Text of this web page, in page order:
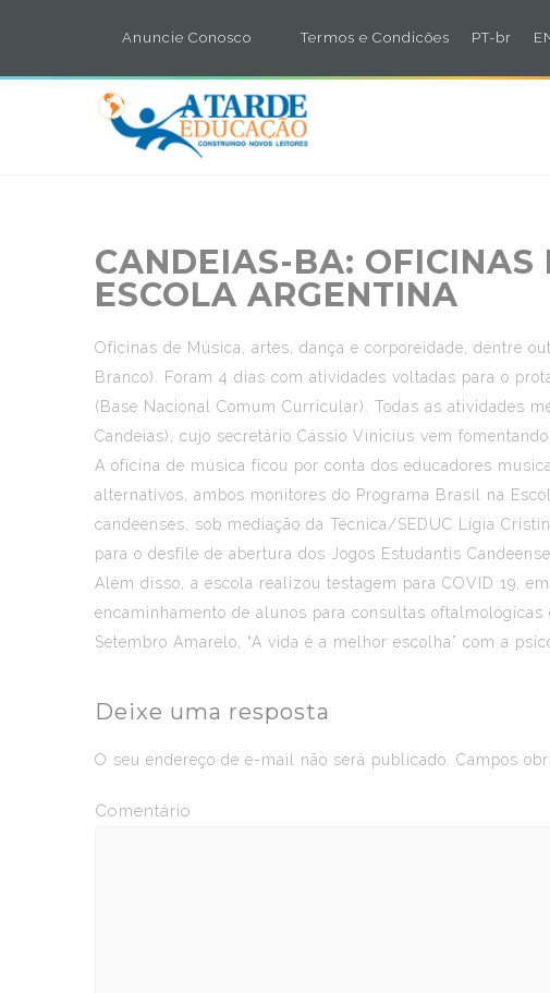
Anuncie Conosco Termos e Condicões PT-br
CANDEIAS-BA:
ESCOLA ARGENTINA
Oficinas de Música, artes, dança e corporeidade, dentre
Branco). Foram 4 dias com atividades voltadas para o
(Base Nacional Comum Curricular). Todas as atividades
Candeias), cujo secretário Cássio Vinicius vem
A oficina de música ficou por conta dos educadores
alternativos, ambos monitores do Programa Brasil na
candeenses, sob mediação da Técnica/SEDUC Lígia
para o desfile de abertura dos Jogos Estudantis
Além disso, a escola realizou testagem para COVID 19,
encaminhamento de alunos para consultas
Setembro Amarelo, “A vida é a melhor escolha” com a
Deixe uma resposta
O seu endereço de e-mail não será publicado. Campos
Comentário